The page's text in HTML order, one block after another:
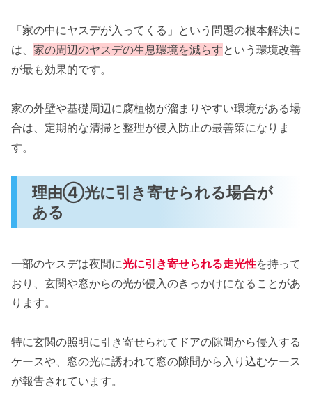
「家の中にヤスデが入ってくる」という問題の根本解決に
は、 家の周辺のヤスデの生息環境を減らすという環境改善
が最も効果的です。
家の外壁や基礎周辺に腐植物が溜まりやすい環境がある場
合は、定期的な清掃と整理が侵入防止の最善策になりま
す。
理由④光に引き寄せられる場合が
ある
一部のヤスデは夜間に光に引き寄せられる走光性を持って
おり、玄関や窓からの光が侵入のきっかけになることがあ
ります。
特に玄関の照明に引き寄せられてドアの隙間から侵入する
ケースや、窓の光に誘われて窓の隙間から入り込むケース
が報告されています。